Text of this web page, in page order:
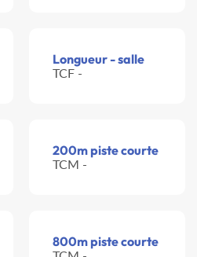
Longueur - salle
TCF -
200m piste courte
TCM -
800m piste courte